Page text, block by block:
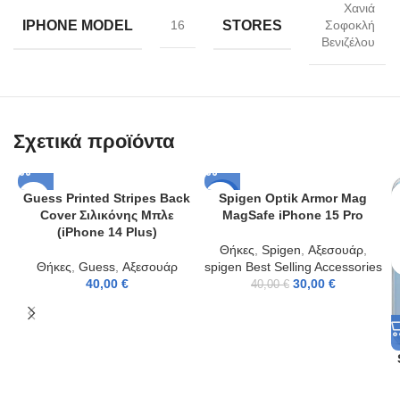
IPHONE MODEL 16 STORES
Χανιά
Σοφοκλή
Βενιζέλου
Σχετικά προϊόντα
Guess Printed Stripes Back
Cover Σιλικόνης Μπλε
(iPhone 14 Plus)
Θήκες, Guess, Αξεσουάρ
40,00 €
-25%
Spigen Optik Armor Mag
MagSafe iPhone 15 Pro
Θήκες, Spigen, Αξεσουάρ,
spigen Best Selling Accessories
40,00€ 30,00 €